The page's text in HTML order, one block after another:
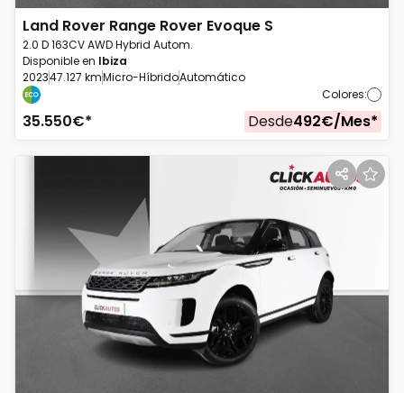
Land Rover Range Rover Evoque S
2.0 D 163CV AWD Hybrid Autom.
Disponible en Ibiza
202347.127 kmMicro-HíbridoAutomático
Colores:
35.550€* Desde492€/Mes*